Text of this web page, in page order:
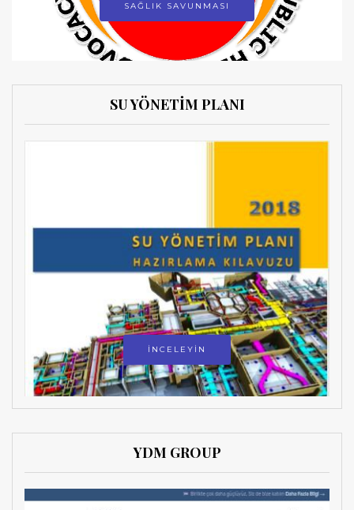
SAĞLIK SAVUNMASI
SU YÖNETİM PLANI
İNCELEYİN
YDM GROUP